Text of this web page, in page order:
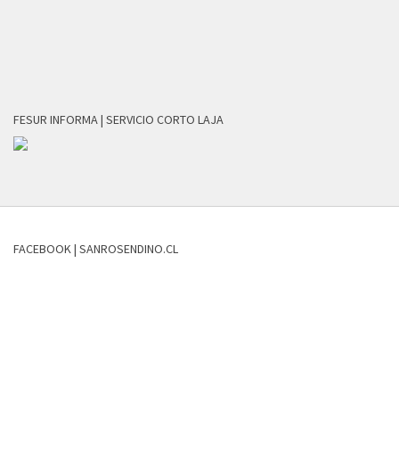
FESUR INFORMA | SERVICIO CORTO LAJA
FACEBOOK | SANROSENDINO.CL